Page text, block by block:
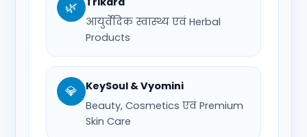
🌿
आयुर्वेदिक स्वास्थ्य एवं Herbal
Products
💎
KeySoul & Vyomini
Beauty, Cosmetics एवं Premium
Skin Care